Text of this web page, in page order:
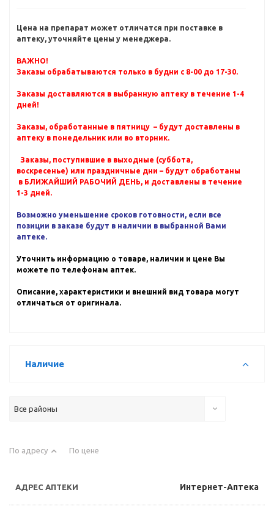
Цена на препарат может отличатся при поставке в
аптеку, уточняйте цены у менеджера.
ВАЖНО!
Заказы обрабатываются только в будни с 8-00 до 17-30.
Заказы доставляются в выбранную аптеку в течение 1-4
дней!
Заказы, обработанные в пятницу – будут доставлены в
аптеку в понедельник или во вторник.
Заказы, поступившие в выходные (суббота,
воскресенье) или праздничные дни – будут обработаны
в БЛИЖАЙШИЙ РАБОЧИЙ ДЕНЬ, и доставлены в течение
1-3 дней.
Возможно уменьшение сроков готовности, если все
позиции в заказе будут в наличии в выбранной Вами
аптеке.
Уточнить информацию о товаре, наличии и цене Вы
можете по телефонам аптек.
Описание, характеристики и внешний вид товара могут
отличаться от оригинала.
Наличие
Все районы
По адресу По цене
Интернет-Аптека